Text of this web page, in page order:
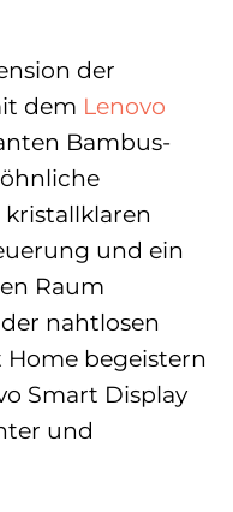
der
dem Lenovo
Bambus-
und ein
Raum
nahtlosen
begeistern
Smart Display
und